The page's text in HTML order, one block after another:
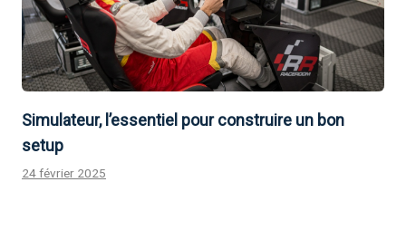
Simulateur, l’essentiel pour construire un bon
setup
24 février 2025